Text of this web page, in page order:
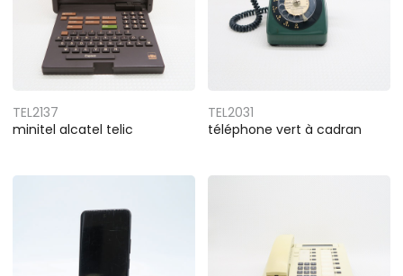
TEL2137
minitel alcatel telic
TEL2031
téléphone vert à cadran